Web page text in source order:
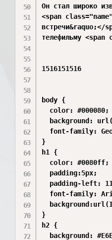
Он стал широко
<span
встречи&raquo;</
телефильму <span
1516151516
body {
  color: #000080;
background:
font-family:
}
h1 {
  color: #0080ff;
  padding:5px;
padding-left:
font-family:
}
h2 {
background: